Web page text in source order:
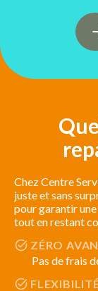
Chez Centre
juste et sans
pour garantir
tout en restant
ZÉRO
Pas de frais